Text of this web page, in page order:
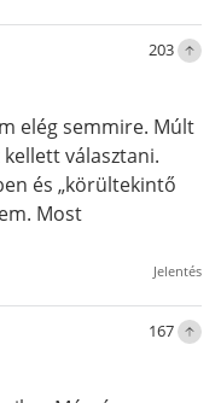
203
elég semmire. Múlt
választani.
és „körültekintő
Most
Jelentés
167